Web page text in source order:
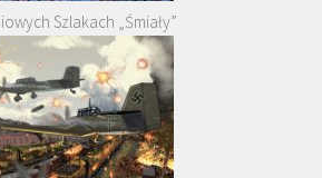
Szlakach „Śmiały”